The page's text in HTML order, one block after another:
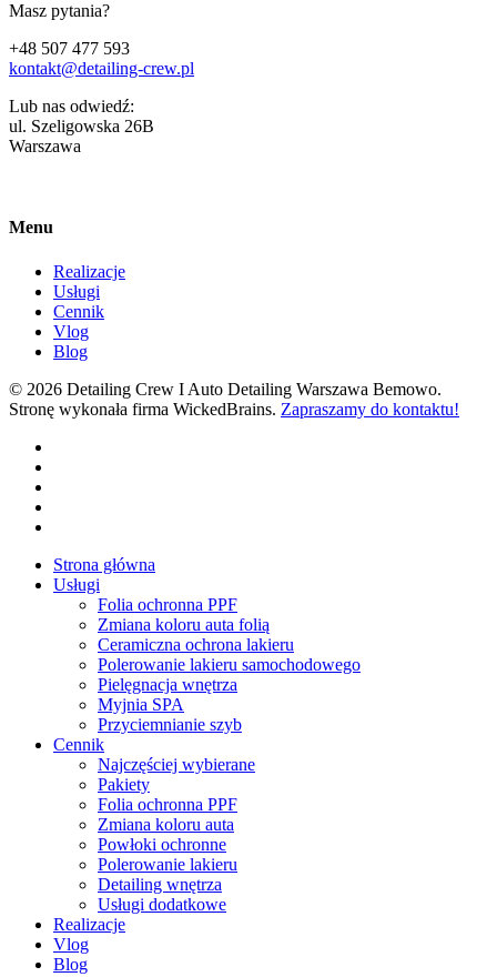
Masz pytania?
+48 507 477 593
kontakt@detailing-crew.pl
Lub nas odwiedź:
ul. Szeligowska 26B
Warszawa
Menu
Realizacje
Usługi
Cennik
Vlog
Blog
© 2026 Detailing Crew I Auto Detailing Warszawa Bemowo.
Stronę wykonała firma WickedBrains. Zapraszamy do kontaktu!
Close
Menu
Strona główna
Usługi
Folia ochronna PPF
Zmiana koloru auta folią
Ceramiczna ochrona lakieru
Polerowanie lakieru samochodowego
Pielęgnacja wnętrza
Myjnia SPA
Przyciemnianie szyb
Cennik
Najczęściej wybierane
Pakiety
Folia ochronna PPF
Zmiana koloru auta
Powłoki ochronne
Polerowanie lakieru
Detailing wnętrza
Usługi dodatkowe
Realizacje
Vlog
Blog